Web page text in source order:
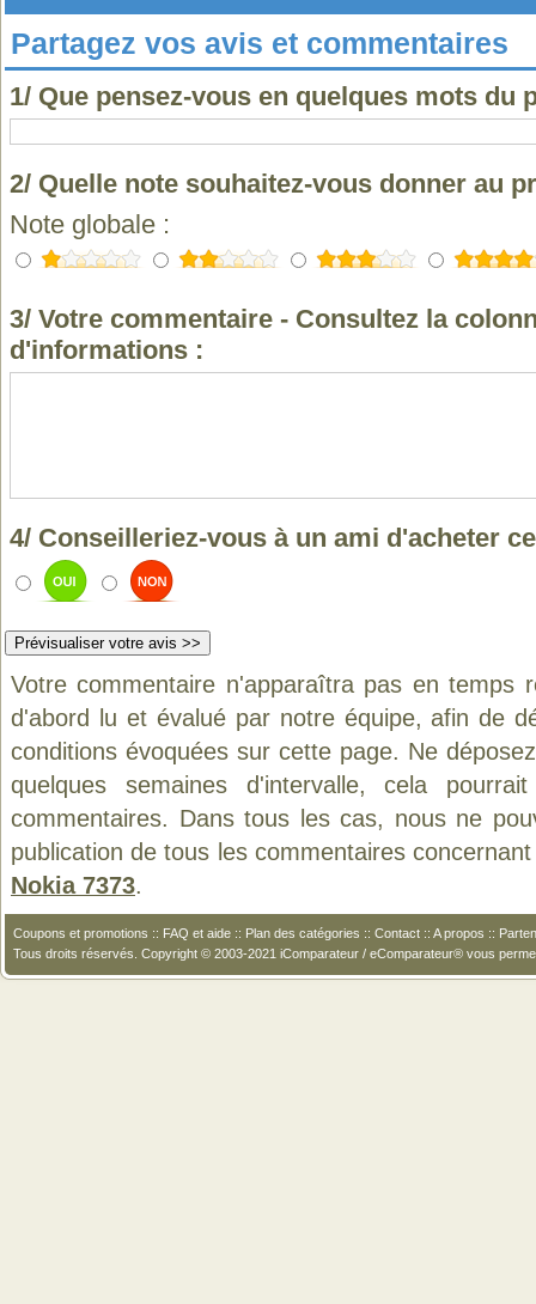
Partagez vos avis et commentaires
1/ Que pensez-vous en quelques mots du
2/ Quelle note souhaitez-vous donner au
Note globale :
3/ Votre commentaire - Consultez la
d'informations :
4/ Conseilleriez-vous à un ami d'acheter
Votre commentaire n'apparaîtra pas en temps
d'abord lu et évalué par notre équipe, afin de
conditions évoquées sur cette page. Ne
quelques semaines d'intervalle, cela
commentaires. Dans tous les cas, nous ne
publication de tous les commentaires
Nokia 7373.
Coupons et promotions :: FAQ et aide :: Plan des catégories :: Contact :: A propos ::
Tous droits réservés. Copyright © 2003-2021 iComparateur / eComparateur® vous